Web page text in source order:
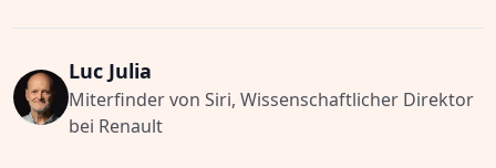
Luc Julia
Miterfinder von Siri, Wissenschaftlicher Direktor
bei Renault